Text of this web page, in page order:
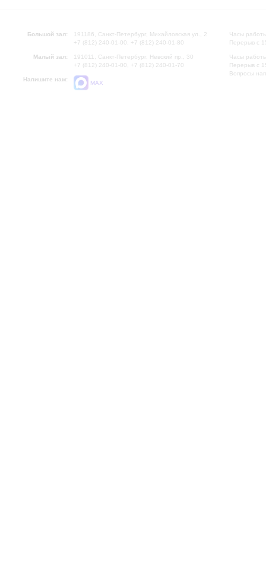
Большой зал:
191186, Санкт-Петербург, Михайловская ул., 2
+7 (812) 240-01-00, +7 (812) 240-01-80
Малый зал:
191011, Санкт-Петербург, Невский пр., 30
+7 (812) 240-01-00, +7 (812) 240-01-70
Напишите нам:
MAX
Часы
Перерыв с
Часы
Перерыв с
Вопросы